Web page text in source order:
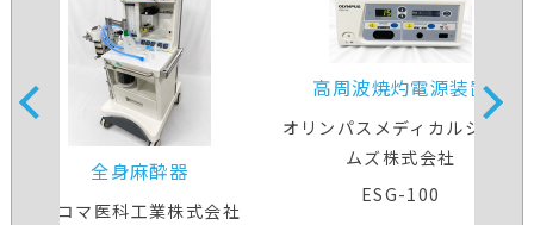
全身麻酔器
アコマ医科工業株式会社
高周波焼灼電源装置
オリンパスメディカルシステ
ムズ株式会社
ESG-100